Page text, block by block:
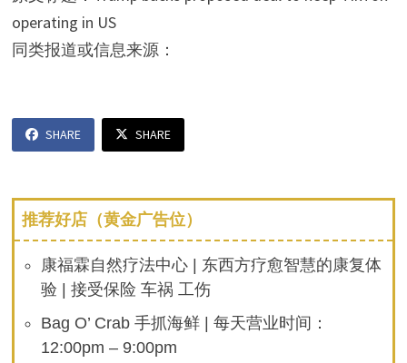
operating in US
同类报道或信息来源：
SHARE SHARE
推荐好店（黄金广告位）
康福霖自然疗法中心 | 东西方疗愈智慧的康复体
验 | 接受保险 车祸 工伤
Bag O’ Crab 手抓海鲜 | 每天营业时间：
12:00pm – 9:00pm